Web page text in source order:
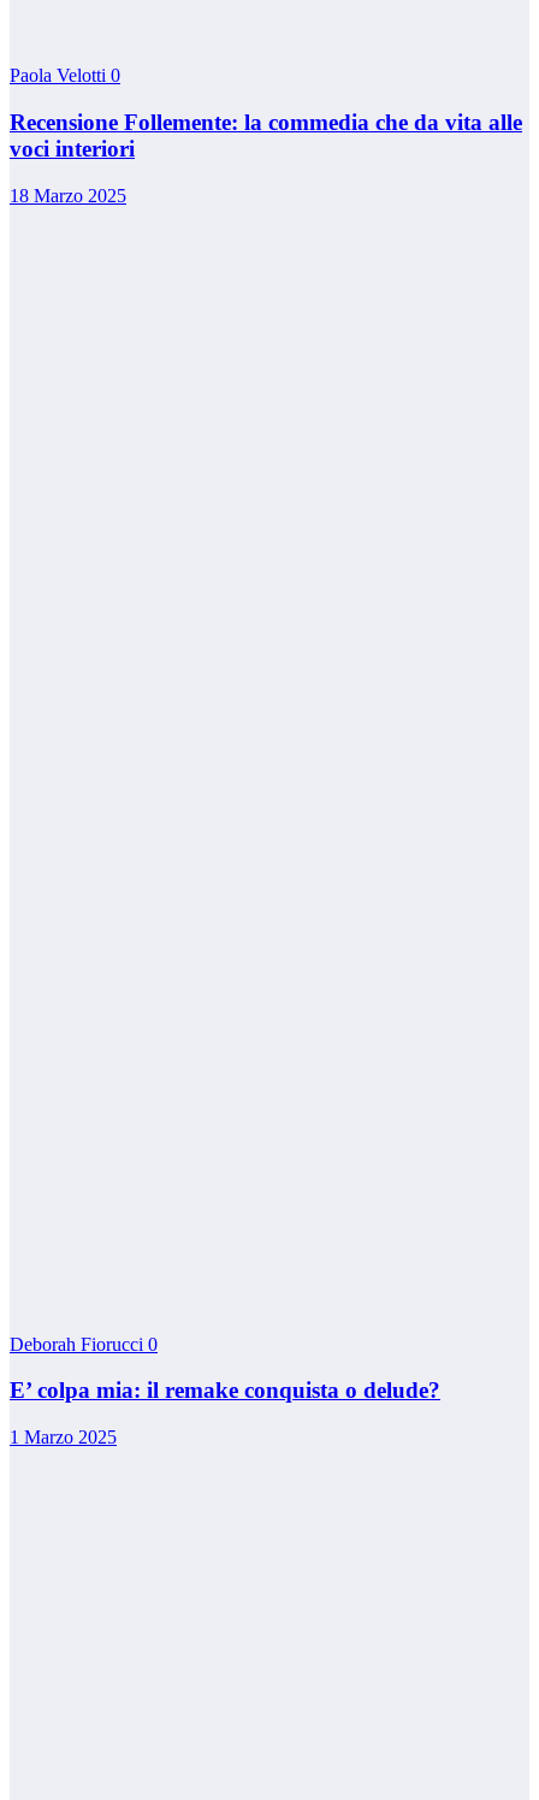
Paola Velotti 0
Recensione Follemente: la commedia che da vita alle
voci interiori
18 Marzo 2025
Deborah Fiorucci 0
E’ colpa mia: il remake conquista o delude?
1 Marzo 2025